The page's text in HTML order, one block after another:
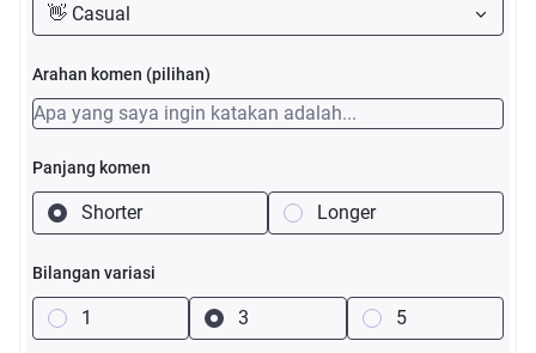
👋 Casual
Arahan komen (pilihan)
Panjang komen
Shorter Longer
Bilangan variasi
1 3 5